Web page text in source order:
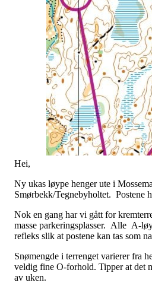
Hei,
Ny ukas løype henger ute i
Smørbekk/Tegnebyholtet. Postene
Nok en gang har vi gått for
masse parkeringsplasser. Alle A-
refleks slik at postene kan tas som
Snømengde i terrenget varierer fra
veldig fine O-forhold. Tipper at det
av uken.